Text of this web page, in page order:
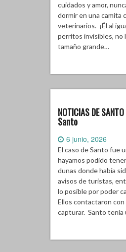
cuidados y amor,
dormir en una camita
veterinarios. ¡Él al
perritos invisibles,
tamaño grande…
NOTICIAS DE
Santo
6 junio, 2026
El caso de Santo fue
hayamos podido
dunas donde había
avisos de turistas,
lo posible por poder
Ellos contactaron
capturar. Santo tenía